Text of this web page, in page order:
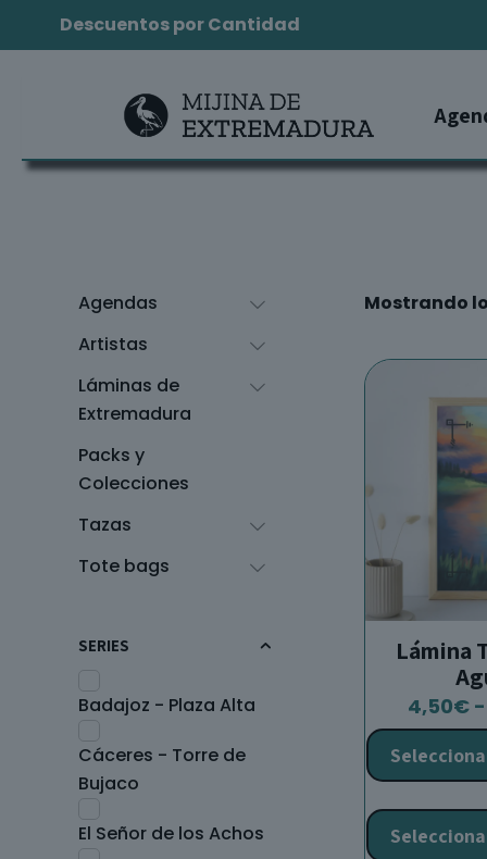
Descuentos por Cantidad
Agendas
Artistas
Láminas de
Extremadura
Packs y
Colecciones
Tazas
Tote bags
SERIES
Badajoz - Plaza Alta
Cáceres - Torre de
Bujaco
El Señor de los Achos
Mostrando
Lámina
4,50€ -